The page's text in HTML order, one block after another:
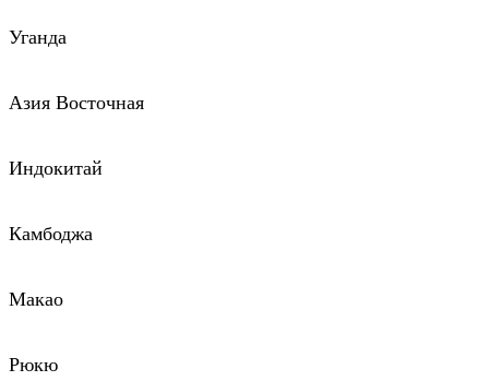
Уганда
Азия Восточная
Индокитай
Камбоджа
Макао
Рюкю